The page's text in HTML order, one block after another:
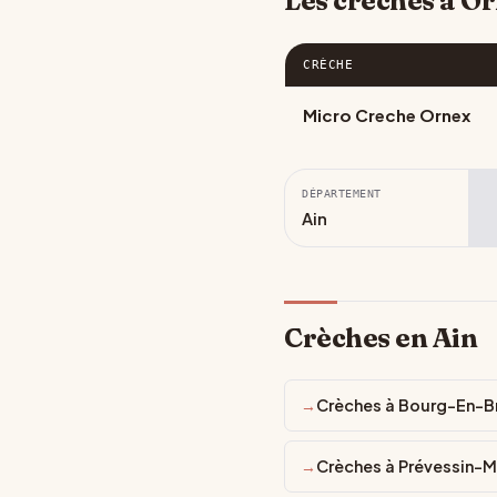
CRÈCHE
Micro Creche Ornex
DÉPARTEMENT
Ain
Crèches en Ain
Crèches à Bourg-En-
Crèches à Prévessin-